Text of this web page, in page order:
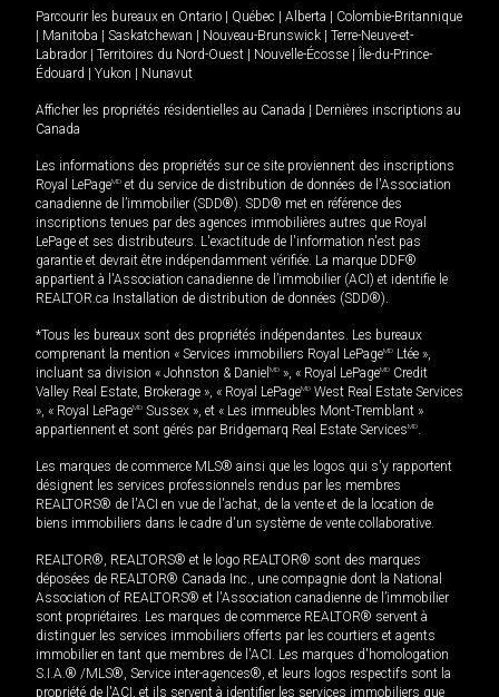
Parcourir les bureaux en Ontario Québec Alberta
Colombie-Britannique
Manitoba Saskatchewan Nouveau-Brunswick
Terre-Neuve-et-
Labrador
Territoires du Nord-Ouest Nouvelle-Écosse
Île-du-Prince-
Édouard
Yukon Nunavut
Afficher les propriétés résidentielles au Canada
Dernières inscriptions au
Canada
Les informations des propriétés sur ce site proviennent des inscriptions
Royal LePageMD et du service de distribution de données de l'Association
canadienne de l’immobilier (SDD®). SDD® met en référence des
inscriptions tenues par des agences immobilières autres que Royal
LePage et ses distributeurs. L'exactitude de l'information n'est pas
garantie et devrait être indépendamment vérifiée. La marque DDF®
appartient à l'Association canadienne de l’immobilier (ACI) et identifie le
REALTOR.ca Installation de distribution de données (SDD®).
*Tous les bureaux sont des propriétés indépendantes. Les bureaux
comprenant la mention « Services immobiliers Royal LePageMD Ltée »,
incluant sa division « Johnston & Daniel MD », « Royal LePageMD Credit
Valley Real Estate, Brokerage », « Royal LePageMD West Real Estate Services
», « Royal LePageMD Sussex », et « Les immeubles Mont-Tremblant »
appartiennent et sont gérés par Bridgemarq Real Estate ServicesMD.
Les marques de commerce MLS® ainsi que les logos qui s'y rapportent
désignent les services professionnels rendus par les membres
REALTORS® de l'ACI en vue de l'achat, de la vente et de la location de
biens immobiliers dans le cadre d'un système de vente collaborative.
REALTOR®, REALTORS® et le logo REALTOR® sont des marques
déposées de REALTOR® Canada Inc., une compagnie dont la National
Association of REALTORS® et l'Association canadienne de l’immobilier
sont propriétaires. Les marques de commerce REALTOR® servent à
distinguer les services immobiliers offerts par les courtiers et agents
immobilier en tant que membres de l'ACI. Les marques d'homologation
S.I.A.® /MLS®, Service inter-agences®, et leurs logos respectifs sont la
propriété de l'ACI, et ils servent à identifier les services immobiliers que